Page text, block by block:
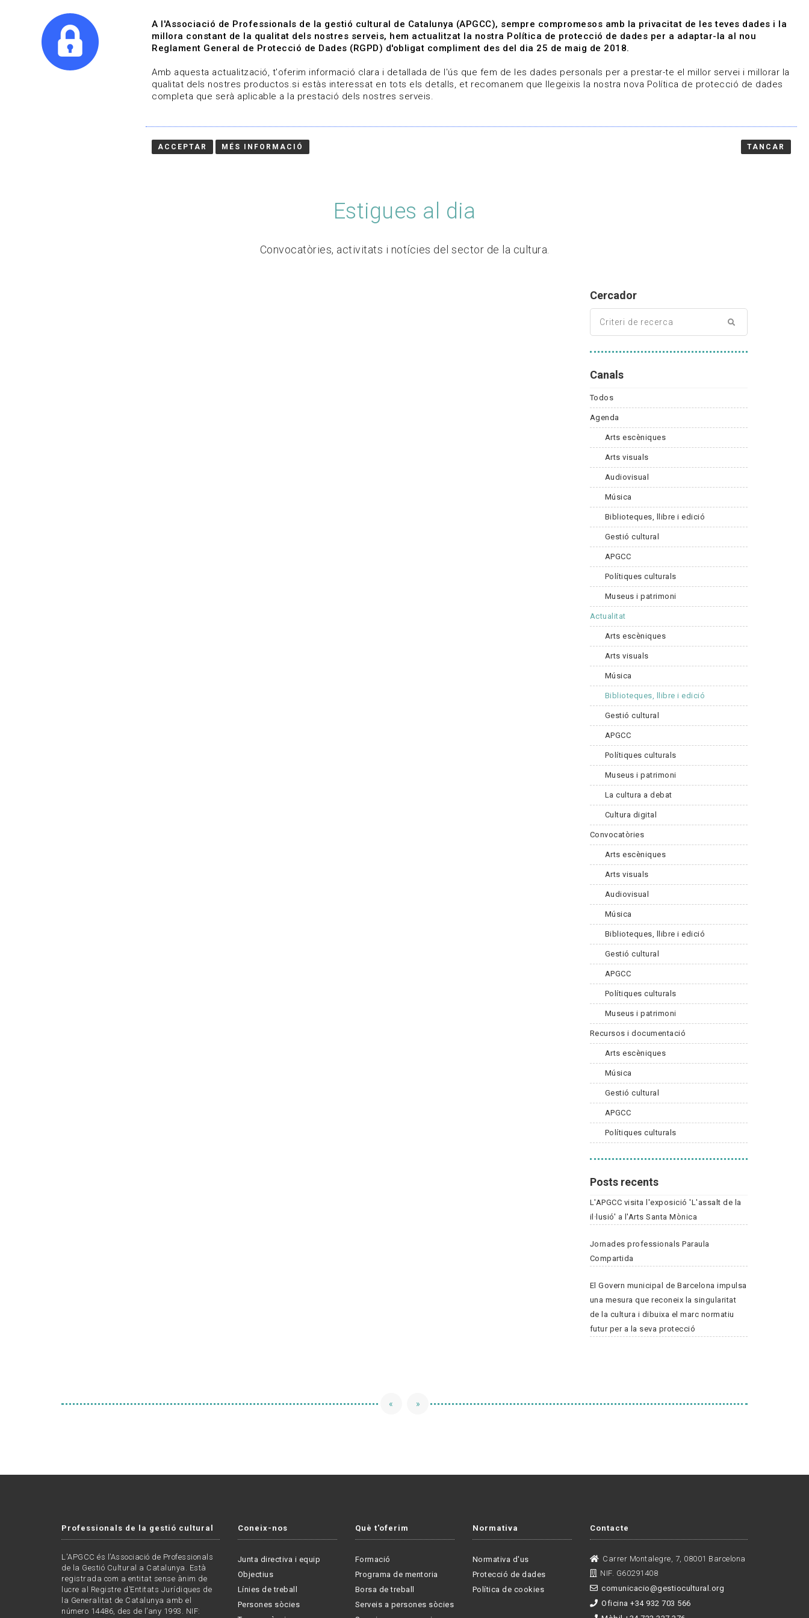
Qui som Línies de treball Projectes Serveis A qui representem Contacte
Estigues al dia
Convocatòries, activitats i notícies del sector de la cultura.
Cercador
Canals
Todos
Agenda
Arts escèniques
Arts visuals
Audiovisual
Música
Biblioteques, llibre i edició
Gestió cultural
APGCC
Polítiques culturals
Museus i patrimoni
Actualitat
Arts escèniques
Arts visuals
Música
Biblioteques, llibre i edició
Gestió cultural
APGCC
Polítiques culturals
Museus i patrimoni
La cultura a debat
Cultura digital
Convocatòries
Arts escèniques
Arts visuals
Audiovisual
Música
Biblioteques, llibre i edició
Gestió cultural
APGCC
Polítiques culturals
Museus i patrimoni
Recursos i documentació
Arts escèniques
Música
Gestió cultural
APGCC
Polítiques culturals
Posts recents
L'APGCC visita l'exposició 'L'assalt de la
il·lusió' a l'Arts Santa Mònica
Jornades professionals Paraula
Compartida
El Govern municipal de Barcelona impulsa
una mesura que reconeix la singularitat
de la cultura i dibuixa el marc normatiu
futur per a la seva protecció
« »
Professionals de la gestió cultural
L'APGCC és l’Associació de Professionals
de la Gestió Cultural a Catalunya. Està
registrada com a entitat sense ànim de
lucre al Registre d’Entitats Jurídiques de
la Generalitat de Catalunya amb el
número 14486, des de l’any 1993. NIF:
Coneix-nos
Junta directiva i equip
Objectius
Línies de treball
Persones sòcies
Què t'oferim
Formació
Programa de mentoria
Borsa de treball
Serveis a persones sòcies
Normativa
Normativa d'us
Protecció de dades
Política de cookies
Contacte
Carrer Montalegre, 7, 08001 Barcelona
NIF. G60291408
comunicacio@gestiocultural.org
Oficina +34 932 703 566
A l'Associació de Professionals de la gestió cultural de Catalunya (APGCC), sempre compromesos amb la privacitat de les teves dades i la
millora constant de la qualitat dels nostres serveis, hem actualitzat la nostra Política de protecció de dades per a adaptar-la al nou
Reglament General de Protecció de Dades (RGPD) d'obligat compliment des del dia 25 de maig de 2018.
Amb aquesta actualització, t'oferim informació clara i detallada de l'ús que fem de les dades personals per a prestar-te el millor servei i millorar la
qualitat dels nostres productos.si estàs interessat en tots els detalls, et recomanem que llegeixis la nostra nova Política de protecció de dades
completa que serà aplicable a la prestació dels nostres serveis.
ACCEPTAR MÉS INFORMACIÓ TANCAR